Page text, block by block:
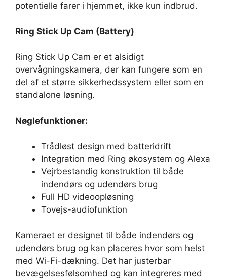
potentielle farer i hjemmet, ikke kun indbrud.
Ring Stick Up Cam (Battery)
Ring Stick Up Cam er et alsidigt
overvågningskamera, der kan fungere som en
del af et større sikkerhedssystem eller som en
standalone løsning.
Nøglefunktioner:
Trådløst design med batteridrift
Integration med Ring økosystem og Alexa
Vejrbestandig konstruktion til både
indendørs og udendørs brug
Full HD videoopløsning
Tovejs-audiofunktion
Kameraet er designet til både indendørs og
udendørs brug og kan placeres hvor som helst
med Wi-Fi-dækning. Det har justerbar
bevægelsesfølsomhed og kan integreres med